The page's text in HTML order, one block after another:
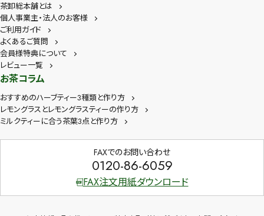
茶卸総本舗とは
個人事業主・法人のお客様
ご利用ガイド
よくあるご質問
会員様特典について
レビュー一覧
お茶コラム
おすすめのハーブティー3種類と作り方
レモングラスとレモングラスティーの作り方
ミルクティーに合う茶葉3点と作り方
FAXでのお問い合わせ
0120-86-6059
FAX注文用紙ダウンロード